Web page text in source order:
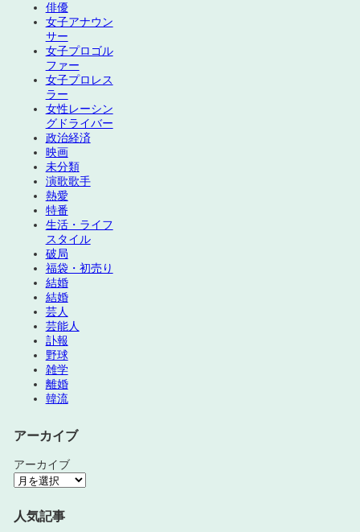
俳優
女子アナウン
サー
女子プロゴル
ファー
女子プロレス
ラー
女性レーシン
グドライバー
政治経済
映画
未分類
演歌歌手
熱愛
特番
生活・ライフ
スタイル
破局
福袋・初売り
結婚
結婚
芸人
芸能人
訃報
野球
雑学
離婚
韓流
アーカイブ
アーカイブ
人気記事